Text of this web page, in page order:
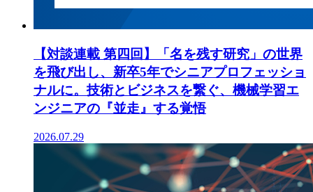
【対談連載 第四回】「名を残す研究」の世界
を飛び出し、新卒5年でシニアプロフェッショ
ナルに。技術とビジネスを繋ぐ、機械学習エ
ンジニアの『並走』する覚悟
2026.07.29